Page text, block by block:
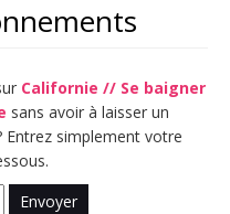
Californie // Se baigner
sans avoir à laisser un
Entrez simplement votre